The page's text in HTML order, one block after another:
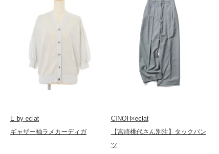
E by eclat
ギャザー袖ラメカーディガ
CINOH×eclat
【宮崎桃代さん別注】タックパン
ツ